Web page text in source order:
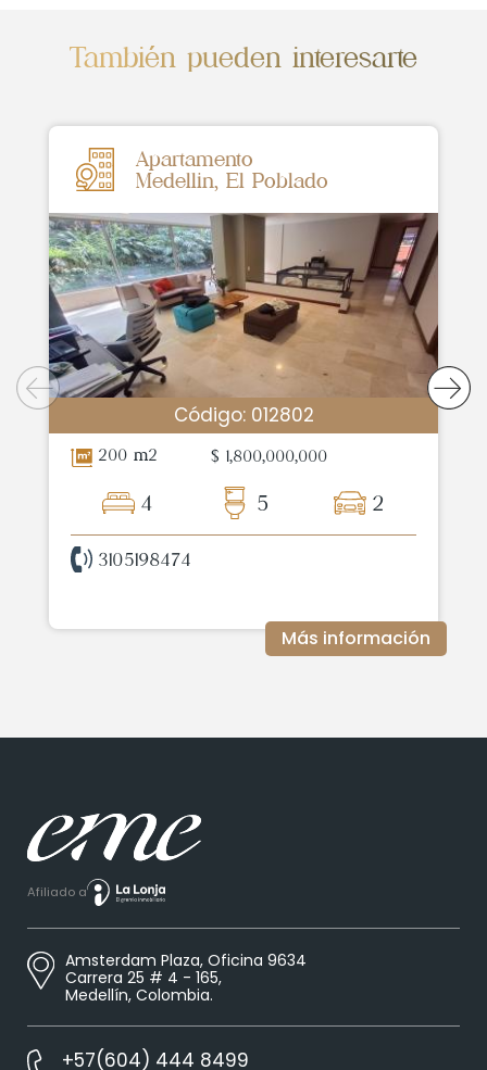
También pueden interesarte
Apartamento
Medellin, El Poblado
Código: 012802
200 m2 $ 1,800,000,000
4 5 2
3105198474
Más información
Afiliado a
Amsterdam Plaza, Oficina 9634
Carrera 25 # 4 - 165,
Medellín, Colombia.
+57(604) 444 8499